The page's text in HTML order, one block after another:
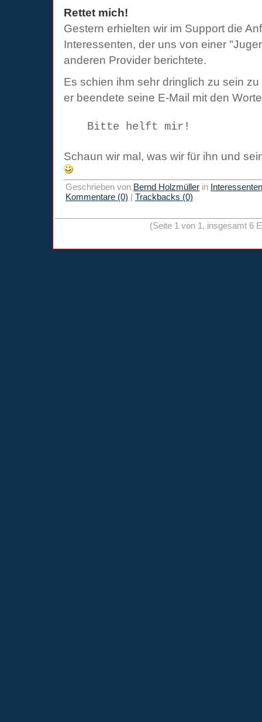
Rettet mich!
Gestern erhielten wir im Support die
Interessenten, der uns von einer
anderen Provider berichtete.
Es schien ihm sehr dringlich zu sein
er beendete seine E-Mail mit den
Bitte helft mir!
Schaun wir mal, was wir für ihn und
Geschrieben von Bernd Holzmüller in
Kommentare (0) | Trackbacks (0)
(Seite 1 von 1, insgesamt 6